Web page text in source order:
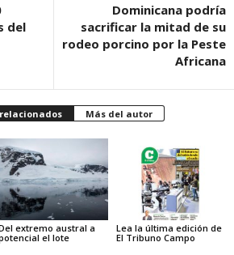
del
Dominicana podría
sacrificar la mitad de su
rodeo porcino por la Peste
Africana
Más del autor
extremo austral a
el lote
Lea la última edición de
El Tribuno Campo